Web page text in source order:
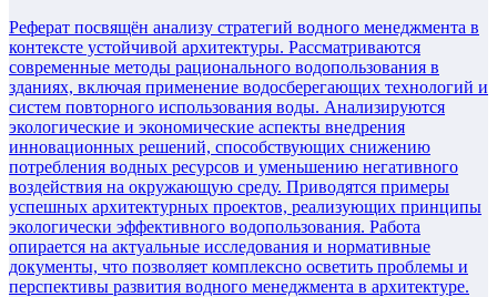
Реферат посвящён анализу стратегий водного менеджмента в
контексте устойчивой архитектуры. Рассматриваются
современные методы рационального водопользования в
зданиях, включая применение водосберегающих технологий и
систем повторного использования воды. Анализируются
экологические и экономические аспекты внедрения
инновационных решений, способствующих снижению
потребления водных ресурсов и уменьшению негативного
воздействия на окружающую среду. Приводятся примеры
успешных архитектурных проектов, реализующих принципы
экологически эффективного водопользования. Работа
опирается на актуальные исследования и нормативные
документы, что позволяет комплексно осветить проблемы и
перспективы развития водного менеджмента в архитектуре.